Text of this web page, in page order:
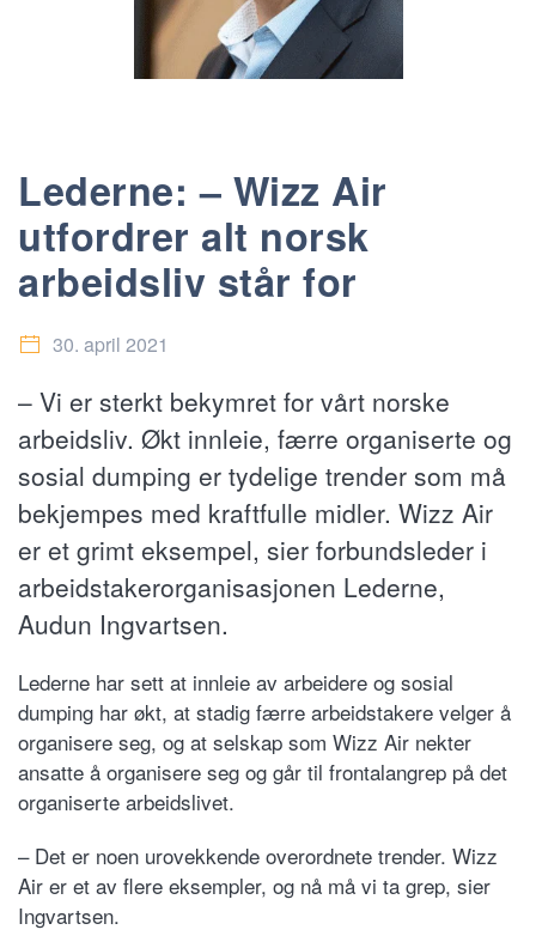
Lederne: – Wizz Air
utfordrer alt norsk
arbeidsliv står for
30. april 2021
– Vi er sterkt bekymret for vårt norske
arbeidsliv. Økt innleie, færre organiserte og
sosial dumping er tydelige trender som må
bekjempes med kraftfulle midler. Wizz Air
er et grimt eksempel, sier forbundsleder i
arbeidstakerorganisasjonen Lederne,
Audun Ingvartsen.
Lederne har sett at innleie av arbeidere og sosial
dumping har økt, at stadig færre arbeidstakere velger å
organisere seg, og at selskap som Wizz Air nekter
ansatte å organisere seg og går til frontalangrep på det
organiserte arbeidslivet.
– Det er noen urovekkende overordnete trender. Wizz
Air er et av flere eksempler, og nå må vi ta grep, sier
Ingvartsen.